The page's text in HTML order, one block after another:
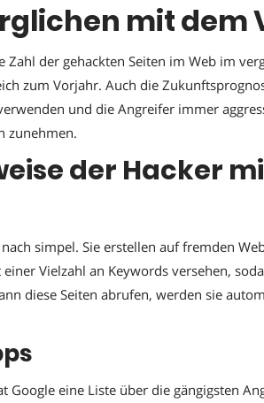
mit dem
der gehackten Seiten im Web im
zum Vorjahr. Auch die
und die Angreifer immer
zunehmen.
der Hacker
simpel. Sie erstellen auf fremden
Vielzahl an Keywords versehen,
diese Seiten abrufen, werden sie
eine Liste über die gängigsten